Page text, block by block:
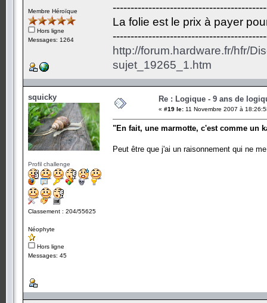
Membre Héroïque
Hors ligne
Messages: 1264
La folie est le prix à payer
http://forum.hardware.fr/hfr/
sujet_19265_1.htm
squicky
Profil challenge
Classement : 204/55625
Néophyte
Hors ligne
Messages: 45
Re : Logique - 9 ans de
« #19 le: 11 Novembre 2007 à
"En fait, une marmotte, c'est comme un
Peut être que j'ai un raisonnement qui ne